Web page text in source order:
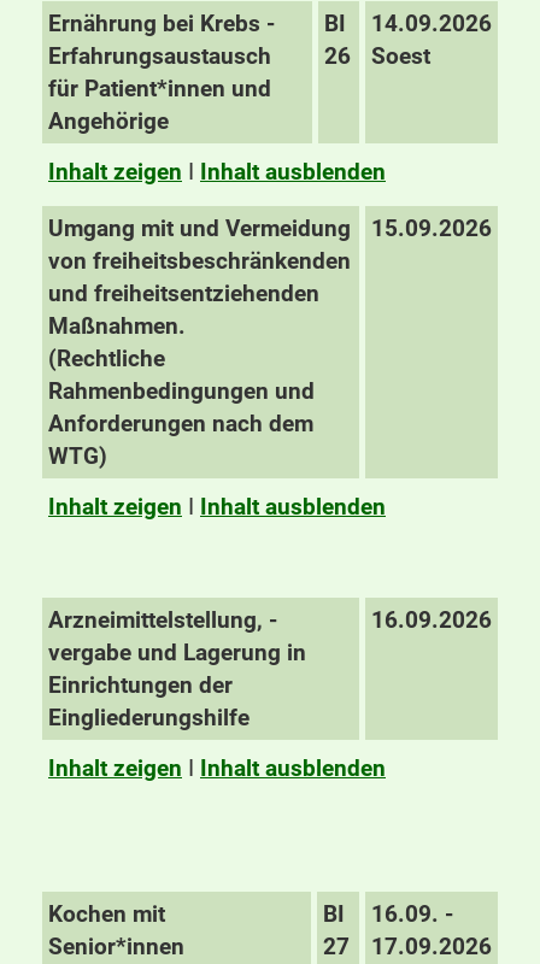
Ernährung bei Krebs -
Erfahrungsaustausch
für Patient*innen und
Angehörige
BI
26
14.09.2026
Soest
Inhalt zeigen I Inhalt ausblenden
Umgang mit und Vermeidung
von freiheitsbeschränkenden
und freiheitsentziehenden
Maßnahmen.
(Rechtliche
Rahmenbedingungen und
Anforderungen nach dem
WTG)
15.09.2026
Inhalt zeigen I Inhalt ausblenden
Arzneimittelstellung, -
vergabe und Lagerung in
Einrichtungen der
Eingliederungshilfe
16.09.2026
Inhalt zeigen I Inhalt ausblenden
Kochen mit
Senior*innen
BI
27
16.09. -
17.09.2026